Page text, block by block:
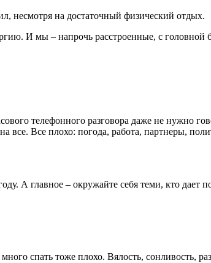
несмотря на достаточный физический отдых.
И мы – напрочь расстроенные, с головной
телефонного разговора даже не нужно
все. Все плохо: погода, работа, партнеры,
А главное – окружайте себя теми, кто дает
спать тоже плохо. Вялость, сонливость,